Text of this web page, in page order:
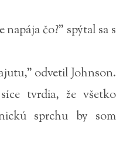
čo?” spýtal sa s
odvetil Johnson.
tvrdia, že všetko
sprchu by som